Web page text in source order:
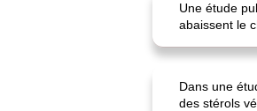
Une étude
abaissent le
Dans une
des stérols